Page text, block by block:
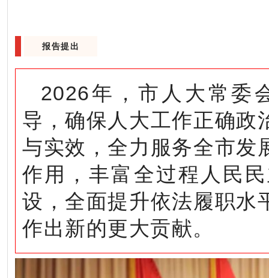
报告提出
2026年，市人大常委
导，确保人大工作正确政
与实效，全力服务全市发
作用，丰富全过程人民
设，全面提升依法履职水
作出新的更大贡献。